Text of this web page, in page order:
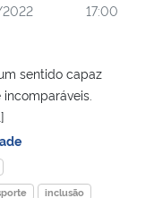
17:00
sentido capaz
inclusão